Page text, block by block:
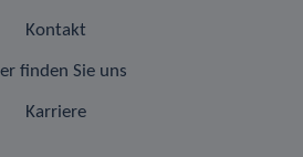
Kontakt
finden Sie uns
Karriere